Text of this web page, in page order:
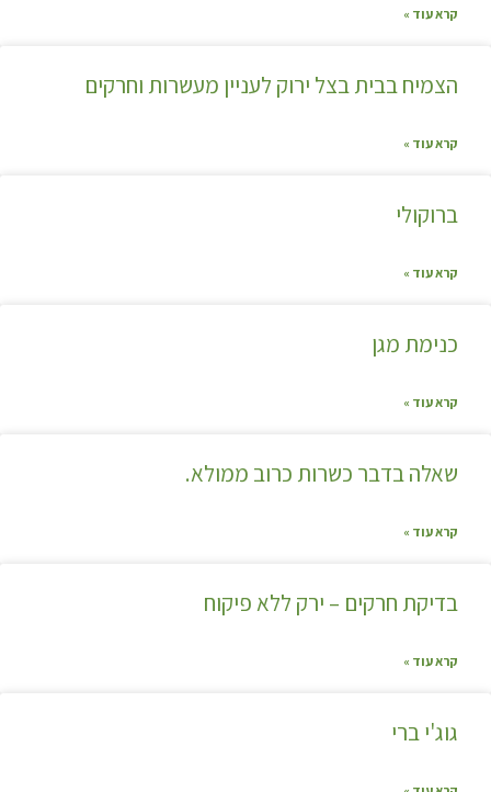
קרא עוד »
הצמיח בבית בצל ירוק לעניין מעשרות וחרקים
קרא עוד »
ברוקולי
קרא עוד »
כנימת מגן
קרא עוד »
שאלה בדבר כשרות כרוב ממולא.
קרא עוד »
בדיקת חרקים – ירק ללא פיקוח
קרא עוד »
גוג'י ברי